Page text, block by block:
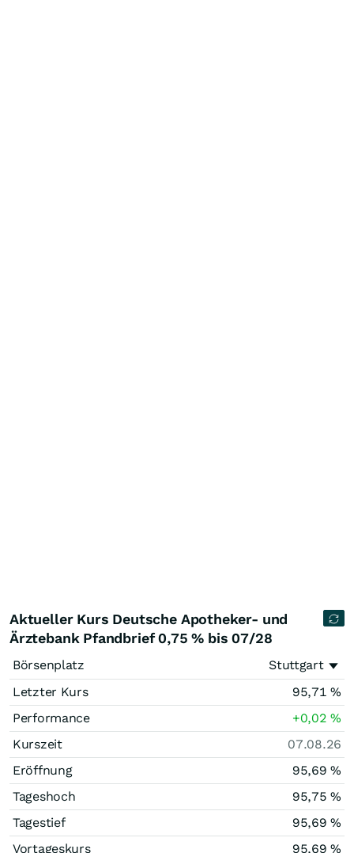
Aktueller Kurs Deutsche Apotheker- und
Ärztebank Pfandbrief 0,75 % bis 07/28
Börsenplatz
Stuttgart
Letzter Kurs
95,71 %
Performance
+0,02%
Kurszeit
07.08.26
Eröffnung
95,69 %
Tageshoch
95,75 %
Tagestief
95,69 %
Vortageskurs
95,69%